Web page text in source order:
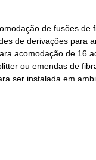
de fusões
de derivações para
acomodação de 16
ou emendas de
ser instalada em